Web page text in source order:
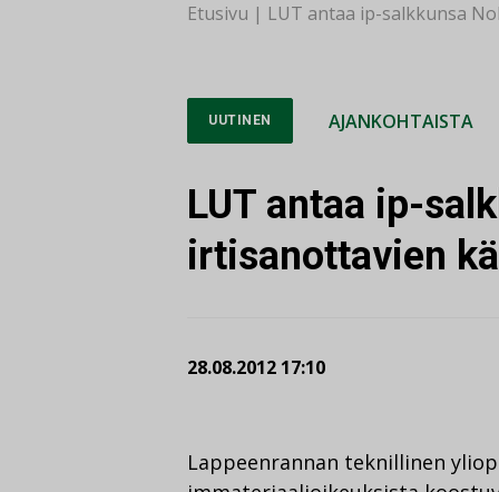
Etusivu | LUT antaa ip-salkkunsa
UUTINEN AJANKOHTAISTA
LUT antaa ip-
irtisanottavien
28.08.2012 17:10
Lappeenrannan teknillinen